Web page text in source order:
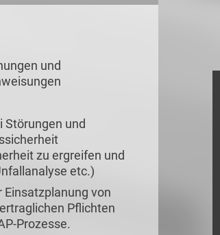
und
Störungen und
zu ergreifen und
etc.)
von
Pflichten
Prozesse.